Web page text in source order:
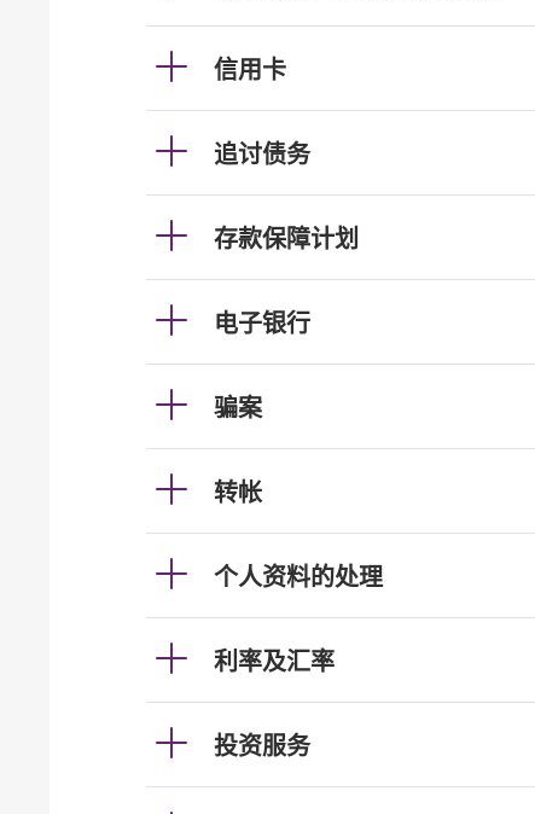
信用卡
追讨债务
存款保障计划
电子银行
骗案
转帐
个人资料的处理
利率及汇率
投资服务